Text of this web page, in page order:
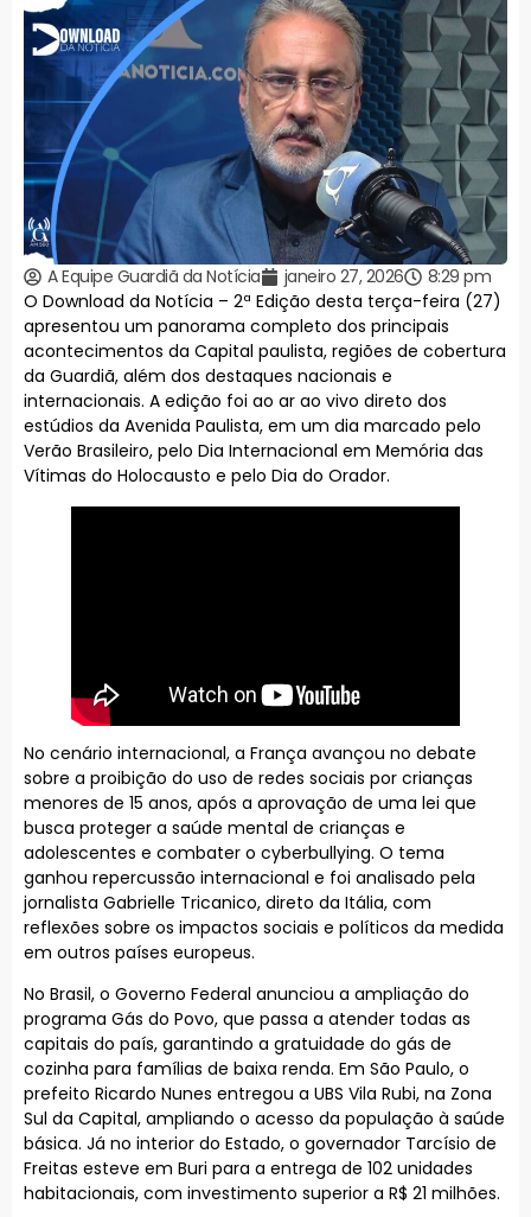
A Equipe Guardiã da Notícia janeiro 27, 2026
8:29 pm
O Download da Notícia – 2ª Edição desta terça-feira (27)
apresentou um panorama completo dos principais
acontecimentos da Capital paulista, regiões de cobertura
da Guardiã, além dos destaques nacionais e
internacionais. A edição foi ao ar ao vivo direto dos
estúdios da Avenida Paulista, em um dia marcado pelo
Verão Brasileiro, pelo Dia Internacional em Memória das
Vítimas do Holocausto e pelo Dia do Orador.
No cenário internacional, a França avançou no debate
sobre a proibição do uso de redes sociais por crianças
menores de 15 anos, após a aprovação de uma lei que
busca proteger a saúde mental de crianças e
adolescentes e combater o cyberbullying. O tema
ganhou repercussão internacional e foi analisado pela
jornalista Gabrielle Tricanico, direto da Itália, com
reflexões sobre os impactos sociais e políticos da medida
em outros países europeus.
No Brasil, o Governo Federal anunciou a ampliação do
programa Gás do Povo, que passa a atender todas as
capitais do país, garantindo a gratuidade do gás de
cozinha para famílias de baixa renda. Em São Paulo, o
prefeito Ricardo Nunes entregou a UBS Vila Rubi, na Zona
Sul da Capital, ampliando o acesso da população à saúde
básica. Já no interior do Estado, o governador Tarcísio de
Freitas esteve em Buri para a entrega de 102 unidades
habitacionais, com investimento superior a R$ 21 milhões.